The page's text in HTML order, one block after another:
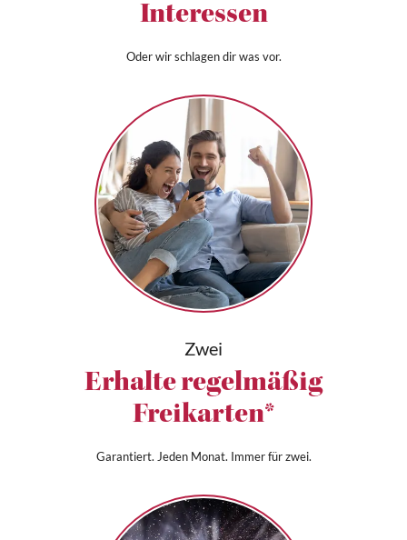
Interessen
Oder wir schlagen dir was vor.
Zwei
Erhalte regelmäßig
Freikarten*
Garantiert. Jeden Monat. Immer für zwei.